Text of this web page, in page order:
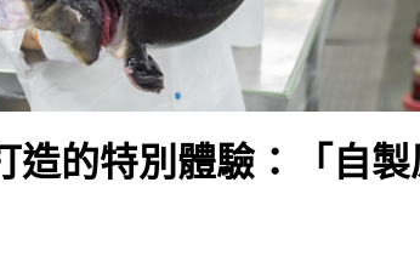
造的特別體驗：「自